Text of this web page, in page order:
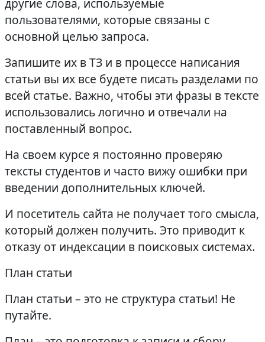
другие слова, используемые
пользователями, которые связаны с
основной целью запроса.
Запишите их в ТЗ и в процессе написания
статьи вы их все будете писать разделами по
всей статье. Важно, чтобы эти фразы в тексте
использовались логично и отвечали на
поставленный вопрос.
На своем курсе я постоянно проверяю
тексты студентов и часто вижу ошибки при
введении дополнительных ключей.
И посетитель сайта не получает того смысла,
который должен получить. Это приводит к
отказу от индексации в поисковых системах.
План статьи
План статьи – это не структура статьи! Не
путайте.